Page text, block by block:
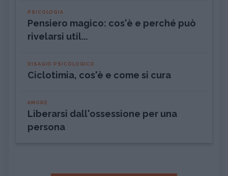
PSICOLOGIA
Pensiero magico: cos'è e perché può
rivelarsi util...
DISAGIO PSICOLOGICO
Ciclotimia, cos'è e come si cura
AMORE
Liberarsi dall'ossessione per una
persona